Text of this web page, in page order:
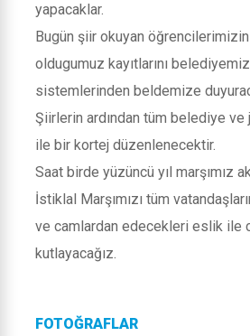
yapacaklar.
Bugün şiir okuyan öğrencilerimizin
oldugumuz kayıtlarını
sistemlerinden beldemize
Şiirlerin ardından tüm belediye ve
ile bir kortej düzenlenecektir.
Saat birde yüzüncü yıl marşımız
İstiklal Marşımızı tüm
ve camlardan edecekleri eslik ile
kutlayacağız.
FOTOĞRAFLAR